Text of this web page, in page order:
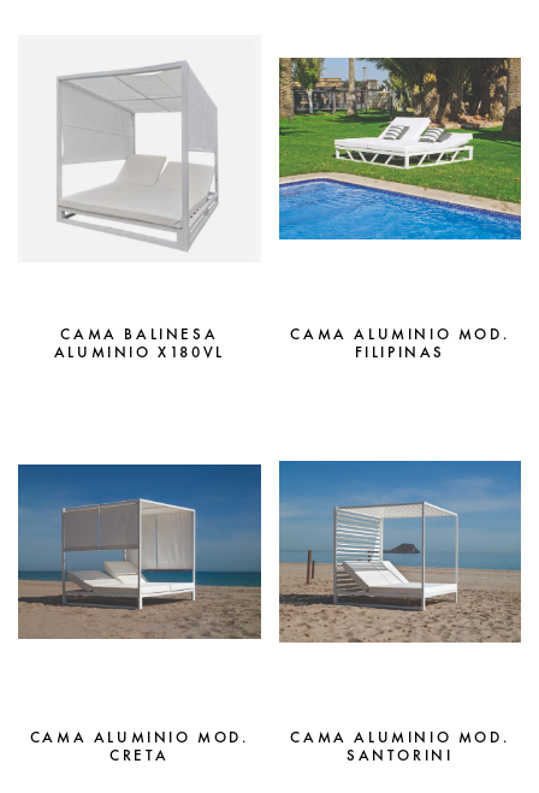
CAMA BALINESA
ALUMINIO X180VL
CAMA ALUMINIO MOD.
FILIPINAS
CAMA ALUMINIO MOD.
CRETA
CAMA ALUMINIO MOD.
SANTORINI